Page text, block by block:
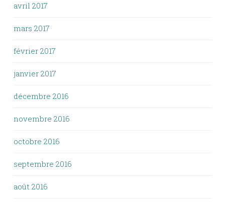
avril 2017
mars 2017
février 2017
janvier 2017
décembre 2016
novembre 2016
octobre 2016
septembre 2016
août 2016